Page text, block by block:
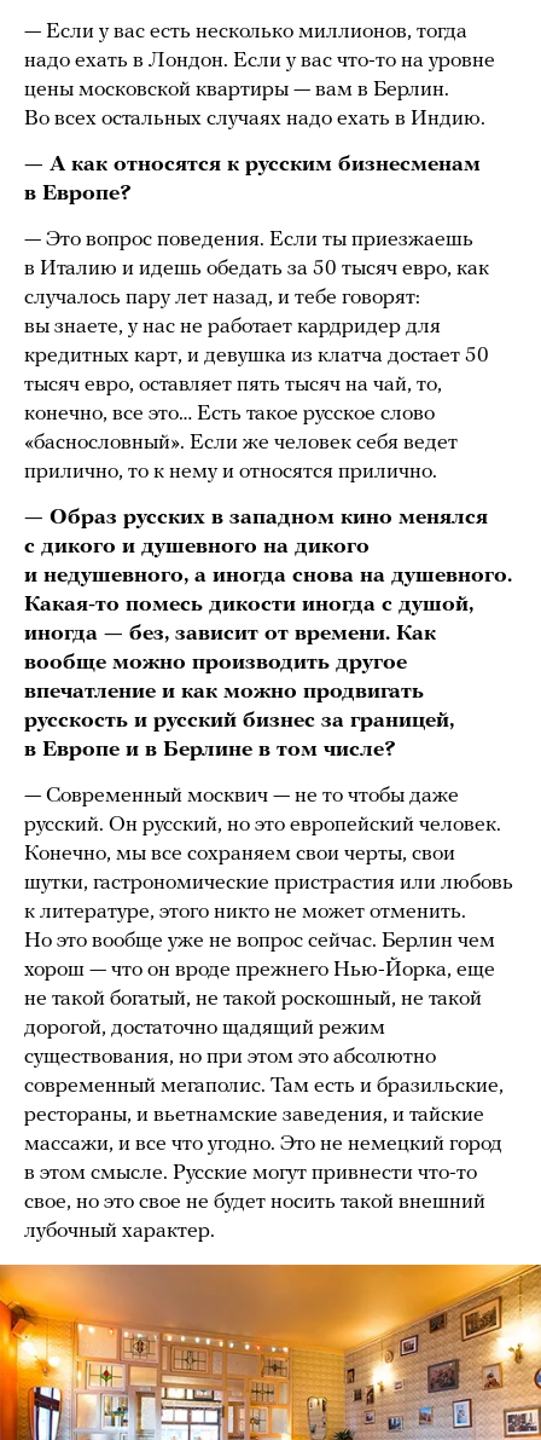
— Если у вас есть несколько миллионов, тогда
надо ехать в Лондон. Если у вас что-то на уровне
цены московской квартиры — вам в Берлин.
Во всех остальных случаях надо ехать в Индию.
— А как относятся к русским бизнесменам
в Европе?
— Это вопрос поведения. Если ты приезжаешь
в Италию и идешь обедать за 50 тысяч евро, как
случалось пару лет назад, и тебе говорят:
вы знаете, у нас не работает кардридер для
кредитных карт, и девушка из клатча достает 50
тысяч евро, оставляет пять тысяч на чай, то,
конечно, все это… Есть такое русское слово
«баснословный». Если же человек себя ведет
прилично, то к нему и относятся прилично.
— Образ русских в западном кино менялся
с дикого и душевного на дикого
и недушевного, а иногда снова на душевного.
Какая-то помесь дикости иногда с душой,
иногда — без, зависит от времени. Как
вообще можно производить другое
впечатление и как можно продвигать
русскость и русский бизнес за границей,
в Европе и в Берлине в том числе?
— Современный москвич — не то чтобы даже
русский. Он русский, но это европейский человек.
Конечно, мы все сохраняем свои черты, свои
шутки, гастрономические пристрастия или любовь
к литературе, этого никто не может отменить.
Но это вообще уже не вопрос сейчас. Берлин чем
хорош — что он вроде прежнего Нью-Йорка, еще
не такой богатый, не такой роскошный, не такой
дорогой, достаточно щадящий режим
существования, но при этом это абсолютно
современный мегаполис. Там есть и бразильские,
рестораны, и вьетнамские заведения, и тайские
массажи, и все что угодно. Это не немецкий город
в этом смысле. Русские могут привнести что-то
свое, но это свое не будет носить такой внешний
лубочный характер.